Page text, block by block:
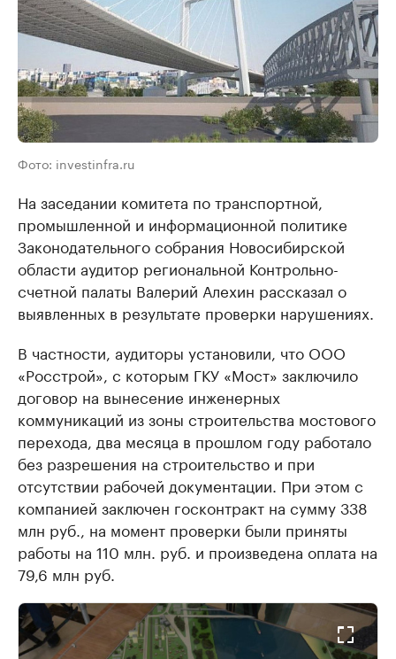
Фото: investinfra.ru
На заседании комитета по транспортной,
промышленной и информационной политике
Законодательного собрания Новосибирской
области аудитор региональной Контрольно-
счетной палаты Валерий Алехин рассказал о
выявленных в результате проверки нарушениях.
В частности, аудиторы установили, что ООО
«Росстрой», с которым ГКУ «Мост» заключило
договор на вынесение инженерных
коммуникаций из зоны строительства мостового
перехода, два месяца в прошлом году работало
без разрешения на строительство и при
отсутствии рабочей документации. При этом с
компанией заключен госконтракт на сумму 338
млн руб., на момент проверки были приняты
работы на 110 млн. руб. и произведена оплата на
79,6 млн руб.